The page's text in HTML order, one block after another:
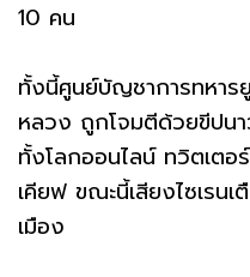
10 คน
ทั้งนี้ศูนย์บัญชาการทหาร
หลวง ถูกโจมตีด้วยขีปน
ทั้งโลกออนไลน์ ทวิตเตอ
เคียฟ ขณะนี้เสียงไซเรน
เมือง